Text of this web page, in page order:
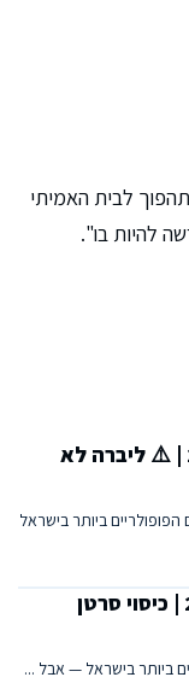
לבית האמיתי
להיות בו".
ביטוח לפרנץ' בולדוג 2026 | ⚠️ ליברה לא
ביותר בישראל
ביטוח לגולדן רטריבר 2026 | כיסוי סרטן
ביותר בישראל — אבל ...